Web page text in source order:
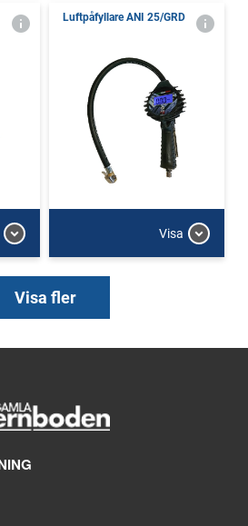
Luftpåfyllare ANI 25/GRD
Visa
Visa fler